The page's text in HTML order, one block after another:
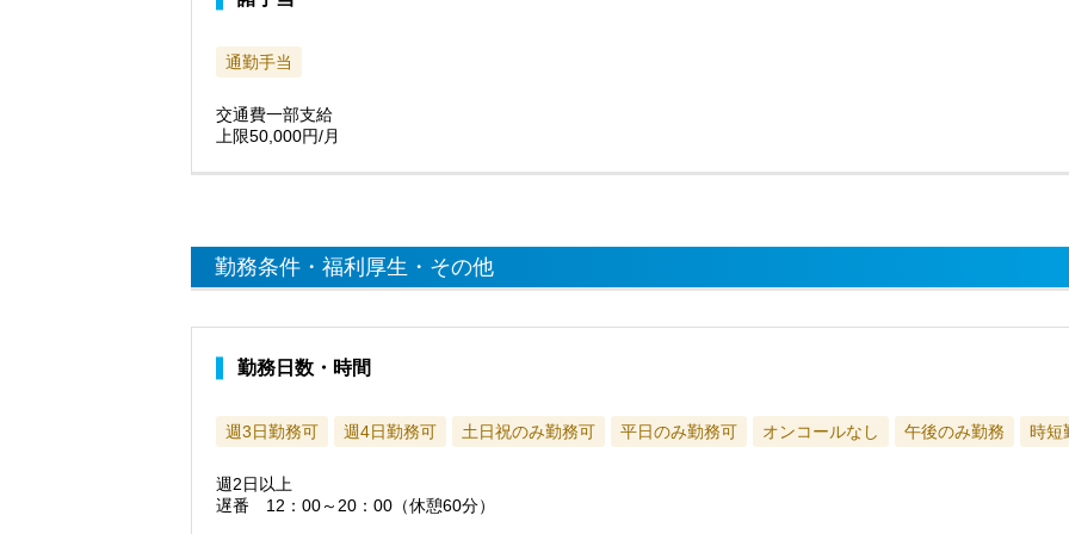
通勤手当
交通費一部支給
上限50,000円/月
勤務条件・福利厚生・その他
勤務日数・時間
週3日勤務可 週4日勤務可 土日祝のみ勤務可 平日のみ勤務可 オンコールなし 午後のみ勤務 時短
週2日以上
遅番 12：00～20：00（休憩60分）